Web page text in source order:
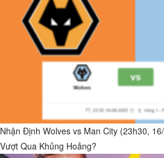
Nhận Định Wolves vs Man City (23h30,
Vượt Qua Khủng Hoảng?